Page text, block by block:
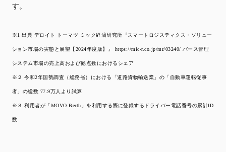
す。
※1 出典 デロイト トーマツ ミック経済研究所『スマートロジスティクス・ソリュー
ション市場の実態と展望【2024年度版】』 https://mic-r.co.jp/mr/03240/ バース管理
システム市場の売上高および拠点数におけるシェア
※２ 令和2年国勢調査（総務省）における「道路貨物輸送業」の「自動車運転従事
者」の総数 77.9万人より試算
※３ 利用者が「MOVO Berth」を利用する際に登録するドライバー電話番号の累計ID
数